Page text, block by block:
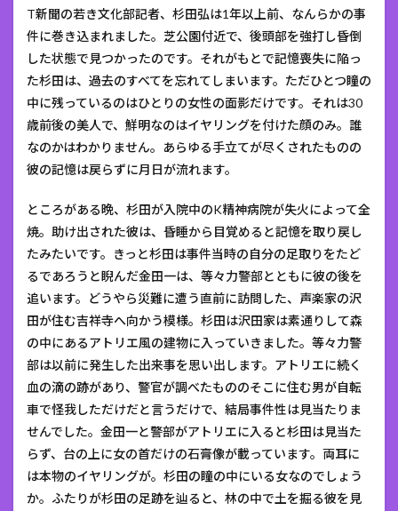
T新聞の若き文化部記者、杉田弘は1年以上前、なんらかの事
件に巻き込まれました。芝公園付近で、後頭部を強打し昏倒
した状態で見つかったのです。それがもとで記憶喪失に陥っ
た杉田は、過去のすべてを忘れてしまいます。ただひとつ瞳の
中に残っているのはひとりの女性の面影だけです。それは30
歳前後の美人で、鮮明なのはイヤリングを付けた顔のみ。誰
なのかはわかりません。あらゆる手立てが尽くされたものの
彼の記憶は戻らずに月日が流れます。
ところがある晩、杉田が入院中のK精神病院が失火によって全
焼。助け出された彼は、昏睡から目覚めると記憶を取り戻し
たみたいです。きっと杉田は事件当時の自分の足取りをたど
るであろうと睨んだ金田一は、等々力警部とともに彼の後を
追います。どうやら災難に遭う直前に訪問した、声楽家の沢
田が住む吉祥寺へ向かう模様。杉田は沢田家は素通りして森
の中にあるアトリエ風の建物に入っていきました。等々力警
部は以前に発生した出来事を思い出します。アトリエに続く
血の滴の跡があり、警官が調べたもののそこに住む男が自転
車で怪我しただけだと言うだけで、結局事件性は見当たりま
せんでした。金田一と警部がアトリエに入ると杉田は見当た
らず、台の上に女の首だけの石膏像が載っています。両耳に
は本物のイヤリングが。杉田の瞳の中にいる女なのでしょう
か。ふたりが杉田の足跡を辿ると、林の中で土を掘る彼を見